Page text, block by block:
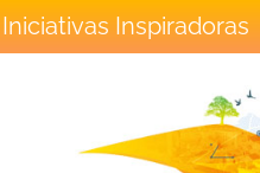
Iniciativas Inspiradoras